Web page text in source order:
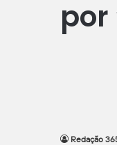
por
Redação